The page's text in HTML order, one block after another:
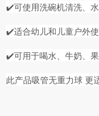
✔️可使用洗碗机清洗、
✔️适合幼儿和儿童户外
✔️可用于喝水、牛奶、
此产品吸管无重力球 更